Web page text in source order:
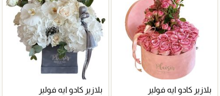
بلازير كادو ايه فولير بلازير كادو ايه فولير